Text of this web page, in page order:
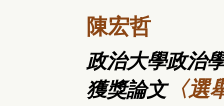
陳宏哲
政治大學政治
獲獎論文〈選